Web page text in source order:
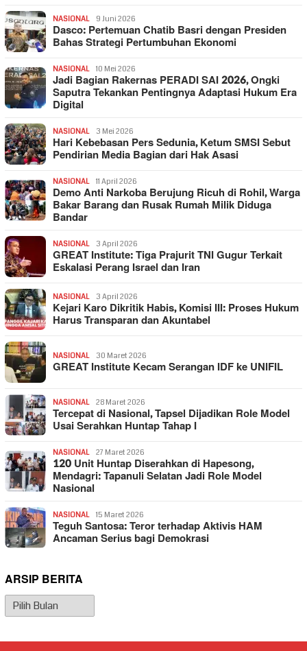
NASIONAL 9 Juni 2026
Dasco: Pertemuan Chatib Basri dengan Presiden
Bahas Strategi Pertumbuhan Ekonomi
NASIONAL 10 Mei 2026
Jadi Bagian Rakernas PERADI SAI 2026, Ongki
Saputra Tekankan Pentingnya Adaptasi Hukum Era
Digital
NASIONAL 3 Mei 2026
Hari Kebebasan Pers Sedunia, Ketum SMSI Sebut
Pendirian Media Bagian dari Hak Asasi
NASIONAL 11 April 2026
Demo Anti Narkoba Berujung Ricuh di Rohil, Warga
Bakar Barang dan Rusak Rumah Milik Diduga
Bandar
NASIONAL 3 April 2026
GREAT Institute: Tiga Prajurit TNI Gugur Terkait
Eskalasi Perang Israel dan Iran
NASIONAL 3 April 2026
Kejari Karo Dikritik Habis, Komisi III: Proses Hukum
Harus Transparan dan Akuntabel
NASIONAL 30 Maret 2026
GREAT Institute Kecam Serangan IDF ke UNIFIL
NASIONAL 28 Maret 2026
Tercepat di Nasional, Tapsel Dijadikan Role Model
Usai Serahkan Huntap Tahap I
NASIONAL 27 Maret 2026
120 Unit Huntap Diserahkan di Hapesong,
Mendagri: Tapanuli Selatan Jadi Role Model
Nasional
NASIONAL 15 Maret 2026
Teguh Santosa: Teror terhadap Aktivis HAM
Ancaman Serius bagi Demokrasi
ARSIP BERITA
Arsip
Berita